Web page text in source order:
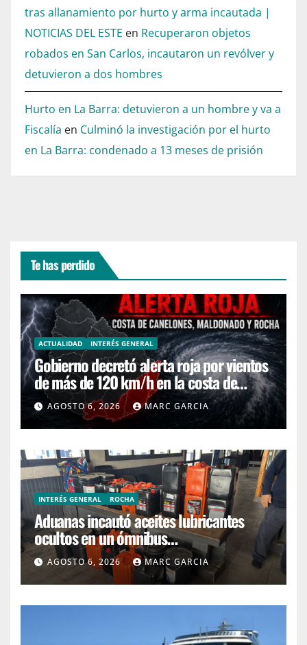
tras allanamiento por hurto y arma incautada |
NOTICIAS DEL ESTE en Recuperaron objetos
robados en San Carlos, incautaron un revólver y
detuvieron a dos hombres
Hurto en La Barra: detuvieron a un hombre y va a
Fiscalía en Culminó la investigación por el hurto
en La Barra: condenado a 13 meses de prisión
Te has perdido
ACTUALIDAD INTERÉS GENERAL
Gobierno decretó alerta roja por vientos
de más de 120 km/h en la costa de
Canelones, Maldonado y Rocha
AGOSTO 6, 2026 MARC GARCIA
INTERÉS GENERAL ROCHA
Aduanas incautó aceites lubricantes
ocultos en un ómnibus
interdepartamental
AGOSTO 6, 2026 MARC GARCIA